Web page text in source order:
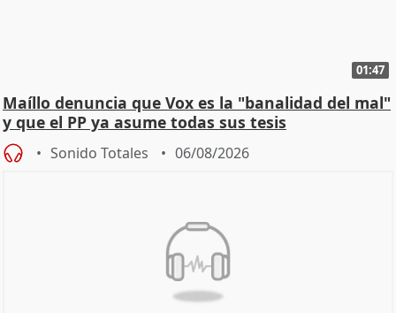
01:47
Maíllo denuncia que Vox es la "banalidad del mal"
y que el PP ya asume todas sus tesis
Sonido Totales 06/08/2026